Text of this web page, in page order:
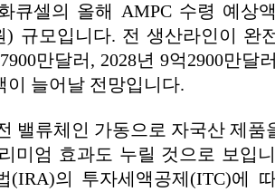
큐셀의 올해 AMPC 수령 예상
) 규모입니다. 전 생산라인이 완
만달러, 2028년 9억2900만달
이 늘어날 전망입니다.
밸류체인 가동으로 자국산 제품
미엄 효과도 누릴 것으로 보입
(IRA)의 투자세액공제(ITC)에